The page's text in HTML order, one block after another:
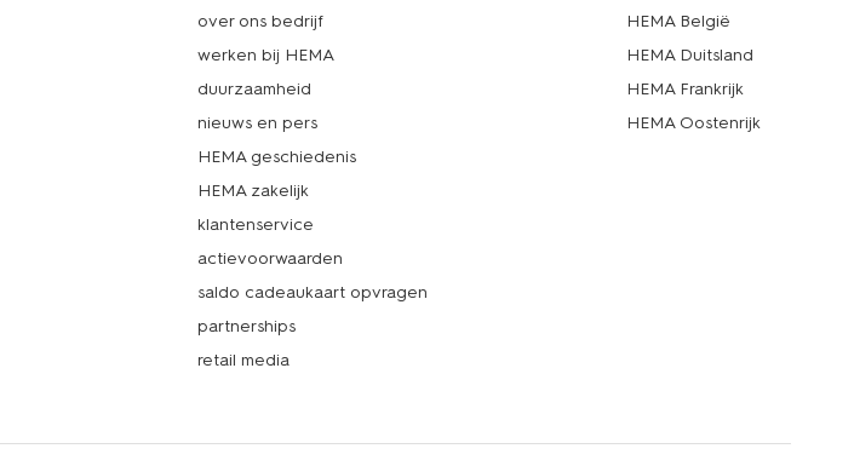
over ons bedrijf
werken bij HEMA
duurzaamheid
nieuws en pers
HEMA geschiedenis
HEMA zakelijk
klantenservice
actievoorwaarden
saldo cadeaukaart opvragen
partnerships
retail media
HEMA België
HEMA Duitsland
HEMA Frankrijk
HEMA Oostenrijk